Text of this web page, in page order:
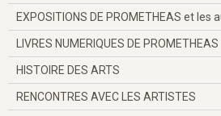
EXPOSITIONS DE PROMETHEAS et les
LIVRES NUMERIQUES DE PROMETHEAS
HISTOIRE DES ARTS
RENCONTRES AVEC LES ARTISTES